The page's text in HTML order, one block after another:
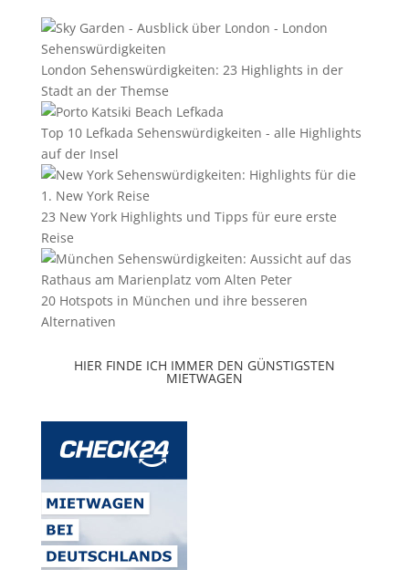
London Sehenswürdigkeiten: 23 Highlights in der
Stadt an der Themse
Top 10 Lefkada Sehenswürdigkeiten - alle Highlights
auf der Insel
23 New York Highlights und Tipps für eure erste
Reise
20 Hotspots in München und ihre besseren
Alternativen
HIER FINDE ICH IMMER DEN GÜNSTIGSTEN
MIETWAGEN